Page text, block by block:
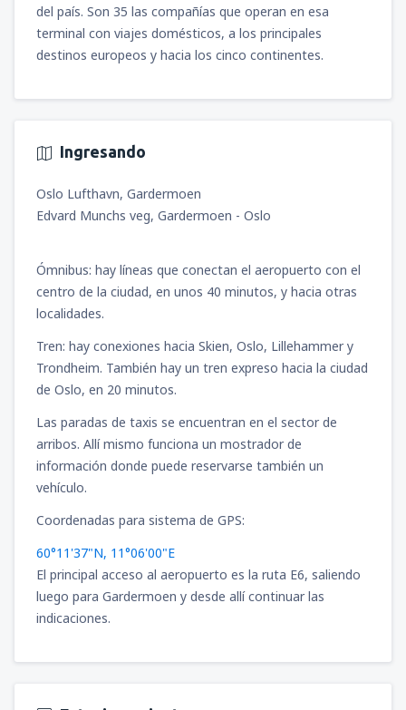
del país. Son 35 las compañías que operan en esa
terminal con viajes domésticos, a los principales
destinos europeos y hacia los cinco continentes.
Ingresando
Oslo Lufthavn, Gardermoen
Edvard Munchs veg, Gardermoen - Oslo
Ómnibus: hay líneas que conectan el aeropuerto con el
centro de la ciudad, en unos 40 minutos, y hacia otras
localidades.
Tren: hay conexiones hacia Skien, Oslo, Lillehammer y
Trondheim. También hay un tren expreso hacia la ciudad
de Oslo, en 20 minutos.
Las paradas de taxis se encuentran en el sector de
arribos. Allí mismo funciona un mostrador de
información donde puede reservarse también un
vehículo.
Coordenadas para sistema de GPS:
60°11'37"N, 11°06'00"E
El principal acceso al aeropuerto es la ruta E6, saliendo
luego para Gardermoen y desde allí continuar las
indicaciones.